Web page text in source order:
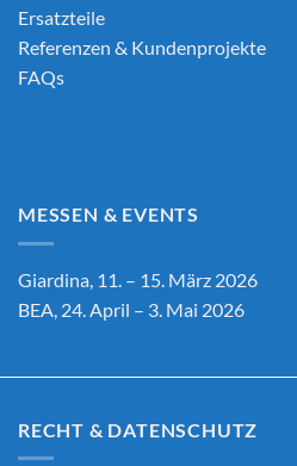
Ersatzteile
Referenzen & Kundenprojekte
FAQs
MESSEN & EVENTS
Giardina, 11. – 15. März 2026
BEA, 24. April – 3. Mai 2026
RECHT & DATENSCHUTZ